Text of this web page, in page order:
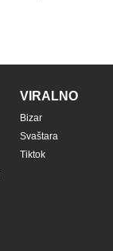
VIRALNO
Bizar
Svaštara
Tiktok